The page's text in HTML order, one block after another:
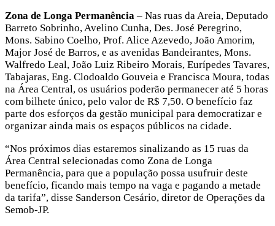
Zona de Longa Permanência – Nas ruas da Areia, Deputado
Barreto Sobrinho, Avelino Cunha, Des. José Peregrino,
Mons. Sabino Coelho, Prof. Alice Azevedo, João Amorim,
Major José de Barros, e as avenidas Bandeirantes, Mons.
Walfredo Leal, João Luiz Ribeiro Morais, Eurípedes Tavares,
Tabajaras, Eng. Clodoaldo Gouveia e Francisca Moura, todas
na Área Central, os usuários poderão permanecer até 5 horas
com bilhete único, pelo valor de R$ 7,50. O benefício faz
parte dos esforços da gestão municipal para democratizar e
organizar ainda mais os espaços públicos na cidade.
“Nos próximos dias estaremos sinalizando as 15 ruas da
Área Central selecionadas como Zona de Longa
Permanência, para que a população possa usufruir deste
benefício, ficando mais tempo na vaga e pagando a metade
da tarifa”, disse Sanderson Cesário, diretor de Operações da
Semob-JP.